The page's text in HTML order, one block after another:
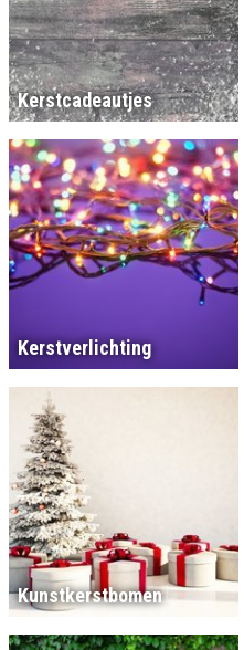
Kerstcadeautjes
Kerstverlichting
Kunstkerstbomen